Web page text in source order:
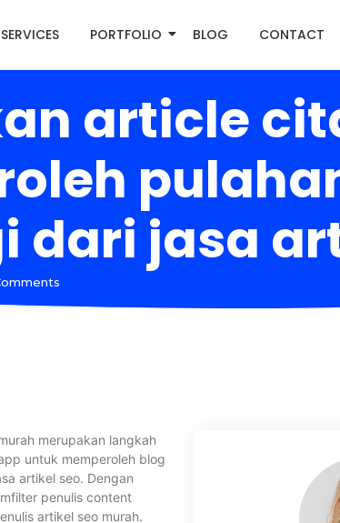
SERVICES PORTFOLIO BLOG CONTACT
article
dari jasa
merupakan langkah
untuk memperoleh blog
artikel seo. Dengan
penulis content
artikel seo murah.